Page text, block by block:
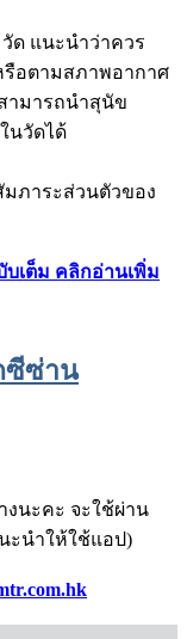
ด แนะนำว่าควร
อตามสภาพอากาศ
ามารถนำสุนัข
นวัดได้
ภาระส่วนตัวของ
เต็ม คลิกอ่านเพิ่ม
ซีซ่าน
งนะคะ จะใช้ผ่าน
ะนำให้ใช้แอป)